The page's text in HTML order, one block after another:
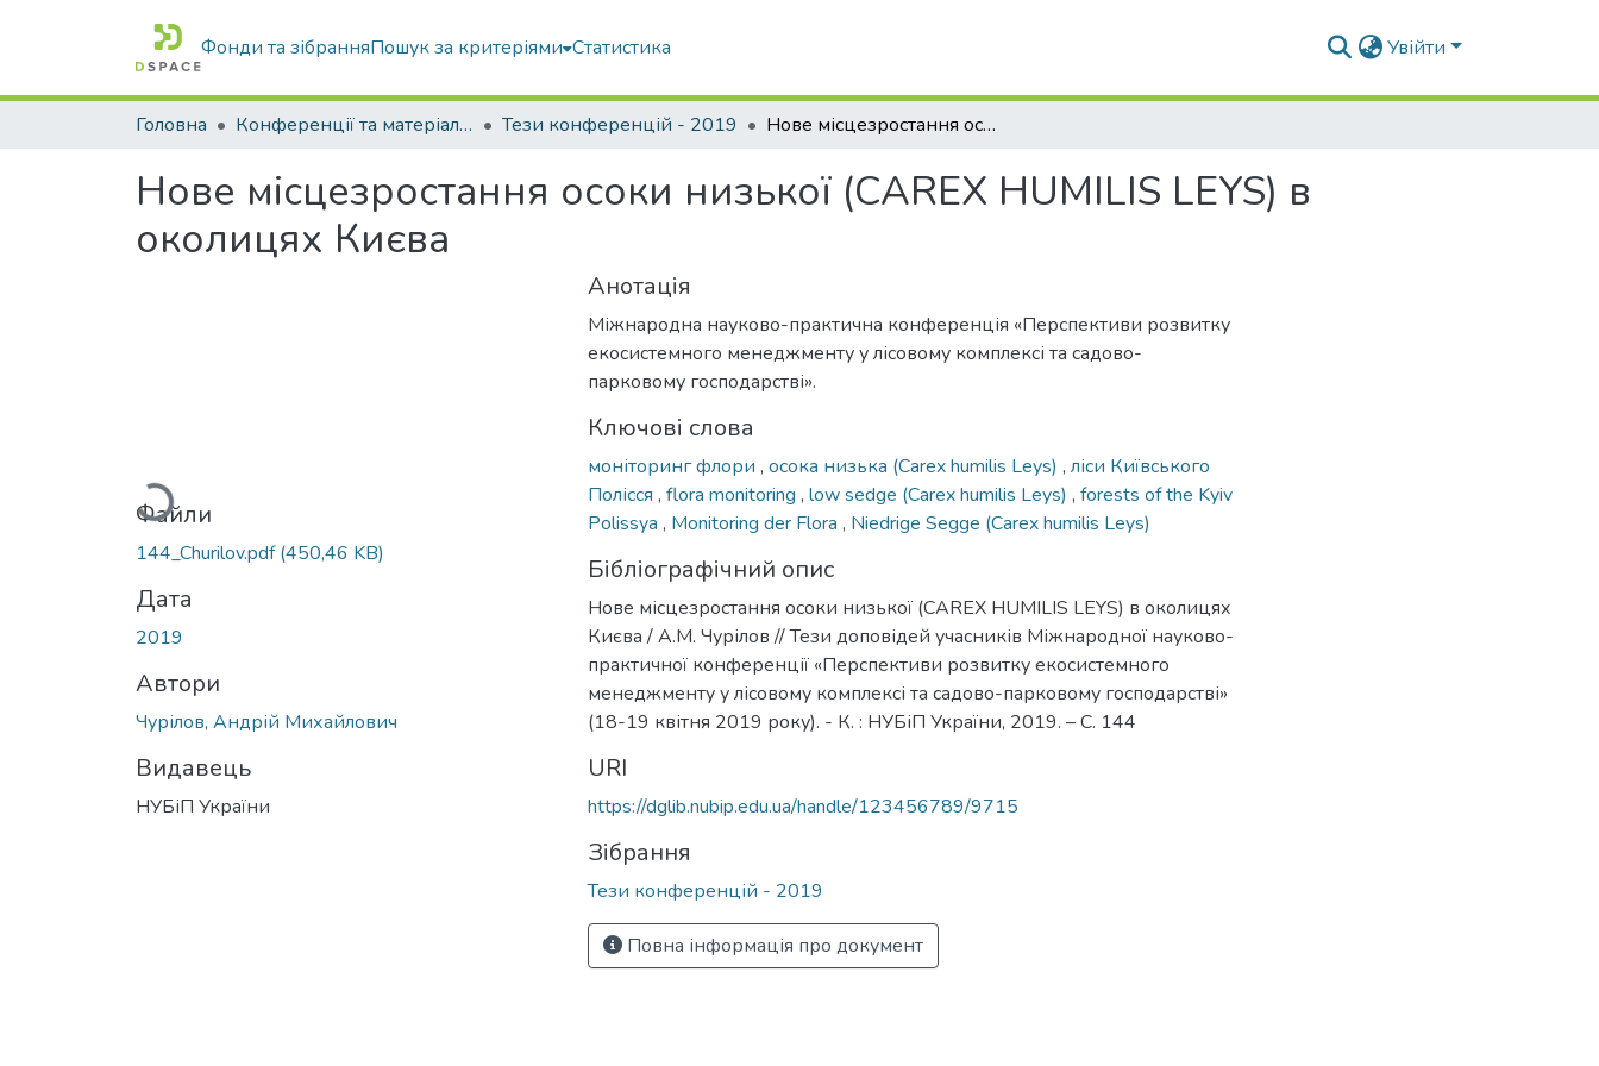
Фонди та зібранняПошук за критеріями Статистика Увійти
Головна Конференції та матеріали конференцій Тези конференцій - 2019 Нове місцезростання осоки низької (CAREX HUMILIS LEYS) в околицях Києва
Нове місцезростання осоки низької (CAREX HUMILIS LEYS) в
околицях Києва
Вантажиться...
Файли
144_Churilov.pdf(450,46 KB)
Дата
2019
Автори
Чурілов, Андрій Михайлович
Видавець
НУБіП України
Анотація
Міжнародна науково-практична конференція «Перспективи розвитку
екосистемного менеджменту у лісовому комплексі та садово-
парковому господарстві».
Ключові слова
моніторинг флори , осока низька (Carex humilis Leys) , ліси Київського
Полісся , flora monitoring , low sedge (Carex humilis Leys) , forests of the Kyiv
Polissya , Monitoring der Flora , Niedrige Segge (Carex humilis Leys)
Бібліографічний опис
Нове місцезростання осоки низької (CAREX HUMILIS LEYS) в околицях
Києва / А.М. Чурілов // Тези доповідей учасників Міжнародної науково-
практичної конференції «Перспективи розвитку екосистемного
менеджменту у лісовому комплексі та садово-парковому господарстві»
(18-19 квітня 2019 року). - К. : НУБіП України, 2019. – С. 144
URI
https://dglib.nubip.edu.ua/handle/123456789/9715
Зібрання
Тези конференцій - 2019
Повна інформація про документ